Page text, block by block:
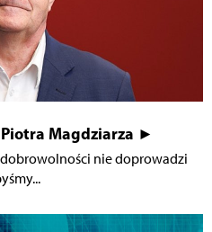
Magdziarza ►
nie doprowadzi